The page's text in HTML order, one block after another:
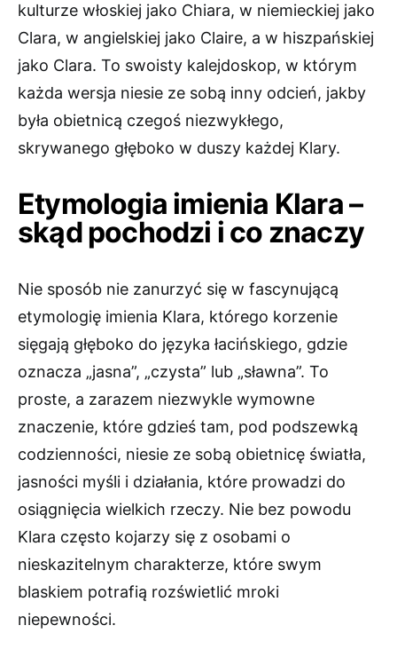
kulturze włoskiej jako Chiara, w niemieckiej jako
Clara, w angielskiej jako Claire, a w hiszpańskiej
jako Clara. To swoisty kalejdoskop, w którym
każda wersja niesie ze sobą inny odcień, jakby
była obietnicą czegoś niezwykłego,
skrywanego głęboko w duszy każdej Klary.
Etymologia imienia Klara –
skąd pochodzi i co znaczy
Nie sposób nie zanurzyć się w fascynującą
etymologię imienia Klara, którego korzenie
sięgają głęboko do języka łacińskiego, gdzie
oznacza „jasna”, „czysta” lub „sławna”. To
proste, a zarazem niezwykle wymowne
znaczenie, które gdzieś tam, pod podszewką
codzienności, niesie ze sobą obietnicę światła,
jasności myśli i działania, które prowadzi do
osiągnięcia wielkich rzeczy. Nie bez powodu
Klara często kojarzy się z osobami o
nieskazitelnym charakterze, które swym
blaskiem potrafią rozświetlić mroki
niepewności.